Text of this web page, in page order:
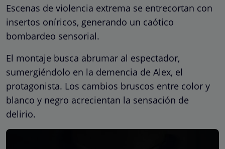
Escenas de violencia extrema se entrecortan con
insertos oníricos, generando un caótico
bombardeo sensorial.
El montaje busca abrumar al espectador,
sumergiéndolo en la demencia de Alex, el
protagonista. Los cambios bruscos entre color y
blanco y negro acrecientan la sensación de
delirio.